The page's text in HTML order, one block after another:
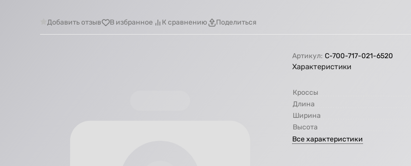
Добавить отзыв В избранное К сравнению Поделиться
Артикул: C-700-717-021-6520
Характеристики
Кроссы
Длина
Ширина
Высота
Все характеристики